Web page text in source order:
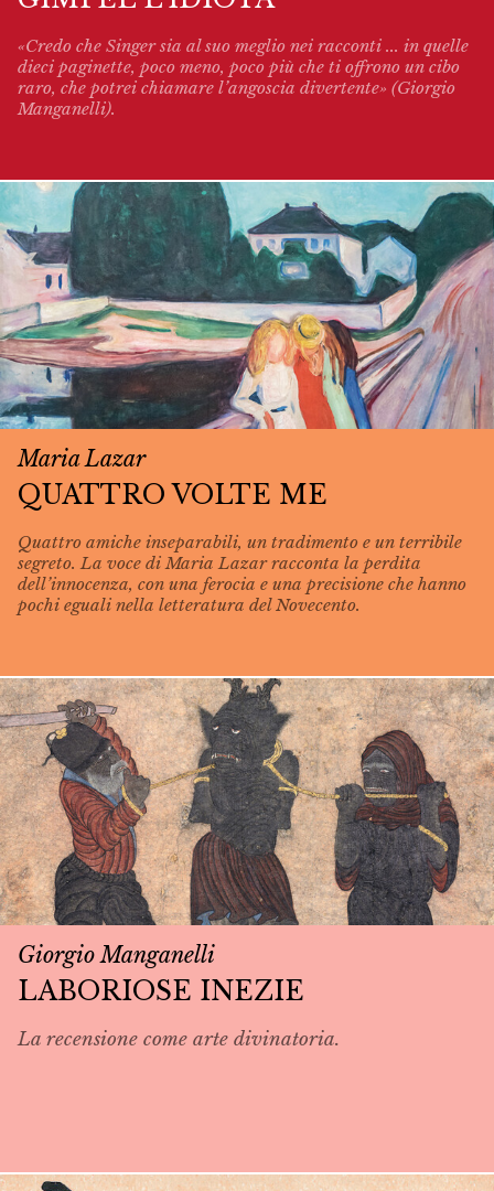
«Credo che Singer sia al suo meglio nei racconti ... in quelle
dieci paginette, poco meno, poco più che ti offrono un cibo
raro, che potrei chiamare l’angoscia divertente» (Giorgio
Manganelli).
Maria Lazar
QUATTRO VOLTE ME
Quattro amiche inseparabili, un tradimento e un terribile
segreto. La voce di Maria Lazar racconta la perdita
dell’innocenza, con una ferocia e una precisione che hanno
pochi eguali nella letteratura del Novecento.
Giorgio Manganelli
LABORIOSE INEZIE
La recensione come arte divinatoria.